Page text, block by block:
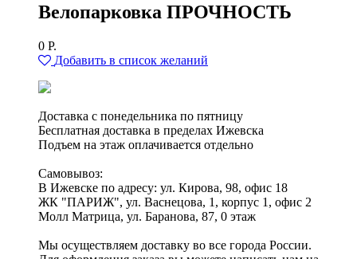
Велопарковка ПРОЧНОСТЬ
0 Р.
Добавить в список желаний
Доставка с понедельника по пятницу
Бесплатная доставка в пределах Ижевска
Подъем на этаж оплачивается отдельно
Самовывоз:
В Ижевске по адресу: ул. Кирова, 98, офис 18
ЖК "ПАРИЖ", ул. Васнецова, 1, корпус 1, офис 2
Молл Матрица, ул. Баранова, 87, 0 этаж
Мы осуществляем доставку во все города России.